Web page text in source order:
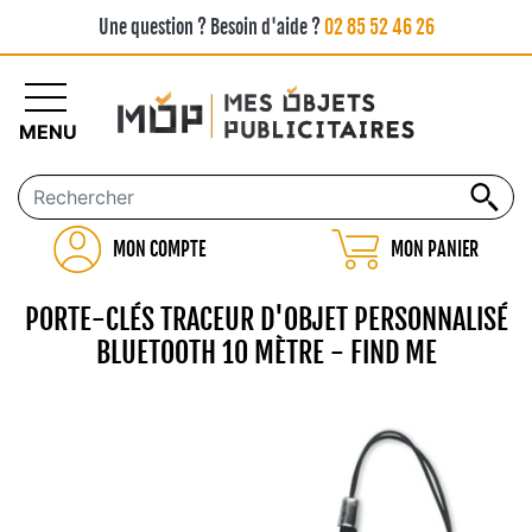
Une question ? Besoin d'aide ?02 85 52 46 26
MON COMPTE MON PANIER
MENU
PORTE-CLÉS TRACEUR D'OBJET PERSONNALISÉ
BLUETOOTH 10 MÈTRE - FIND ME